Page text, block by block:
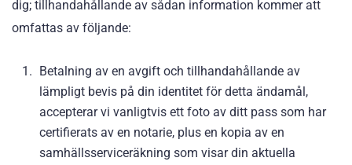
dig; tillhandahållande av sådan information kommer att
omfattas av följande:
Betalning av en avgift och tillhandahållande av
lämpligt bevis på din identitet för detta ändamål,
accepterar vi vanligtvis ett foto av ditt pass som har
certifierats av en notarie, plus en kopia av en
samhällsserviceräkning som visar din aktuella